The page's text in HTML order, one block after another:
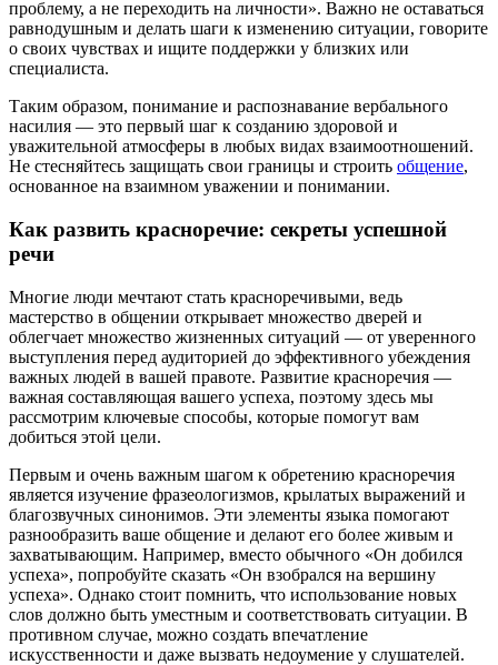
проблему, а не переходить на личности». Важно не оставаться
равнодушным и делать шаги к изменению ситуации, говорите
о своих чувствах и ищите поддержки у близких или
специалиста.
Таким образом, понимание и распознавание вербального
насилия — это первый шаг к созданию здоровой и
уважительной атмосферы в любых видах взаимоотношений.
Не стесняйтесь защищать свои границы и строить общение,
основанное на взаимном уважении и понимании.
Как развить красноречие: секреты успешной
речи
Многие люди мечтают стать красноречивыми, ведь
мастерство в общении открывает множество дверей и
облегчает множество жизненных ситуаций — от уверенного
выступления перед аудиторией до эффективного убеждения
важных людей в вашей правоте. Развитие красноречия —
важная составляющая вашего успеха, поэтому здесь мы
рассмотрим ключевые способы, которые помогут вам
добиться этой цели.
Первым и очень важным шагом к обретению красноречия
является изучение фразеологизмов, крылатых выражений и
благозвучных синонимов. Эти элементы языка помогают
разнообразить ваше общение и делают его более живым и
захватывающим. Например, вместо обычного «Он добился
успеха», попробуйте сказать «Он взобрался на вершину
успеха». Однако стоит помнить, что использование новых
слов должно быть уместным и соответствовать ситуации. В
противном случае, можно создать впечатление
искусственности и даже вызвать недоумение у слушателей.